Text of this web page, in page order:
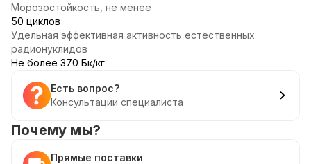
Морозостойкость, не менее
50 циклов
Удельная эффективная активность естественных
радионуклидов
Не более 370 Бк/кг
Есть вопрос?
Консультации специалиста
Почему мы?
Прямые поставки